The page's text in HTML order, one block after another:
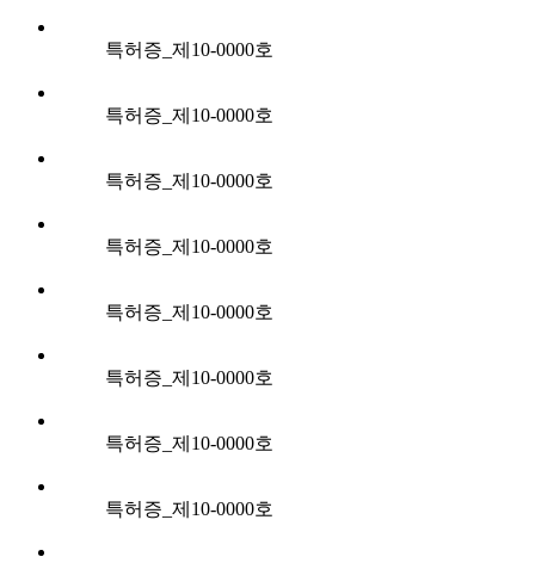
특허증_제10-0000호
특허증_제10-0000호
특허증_제10-0000호
특허증_제10-0000호
특허증_제10-0000호
특허증_제10-0000호
특허증_제10-0000호
특허증_제10-0000호